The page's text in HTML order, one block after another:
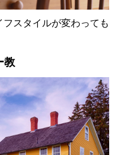
スタイルが変わっても
教